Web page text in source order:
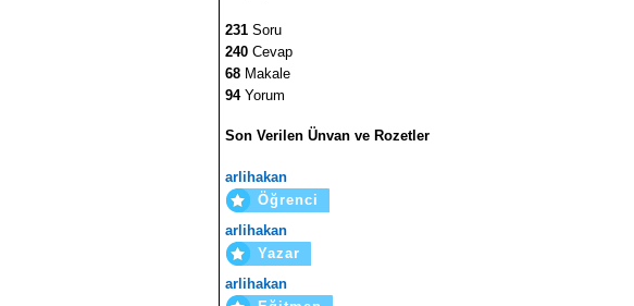
231 Soru
240 Cevap
68 Makale
94Yorum
Son Verilen Ünvan ve Rozetler
arlihakan
Öğrenci
arlihakan
Yazar
arlihakan